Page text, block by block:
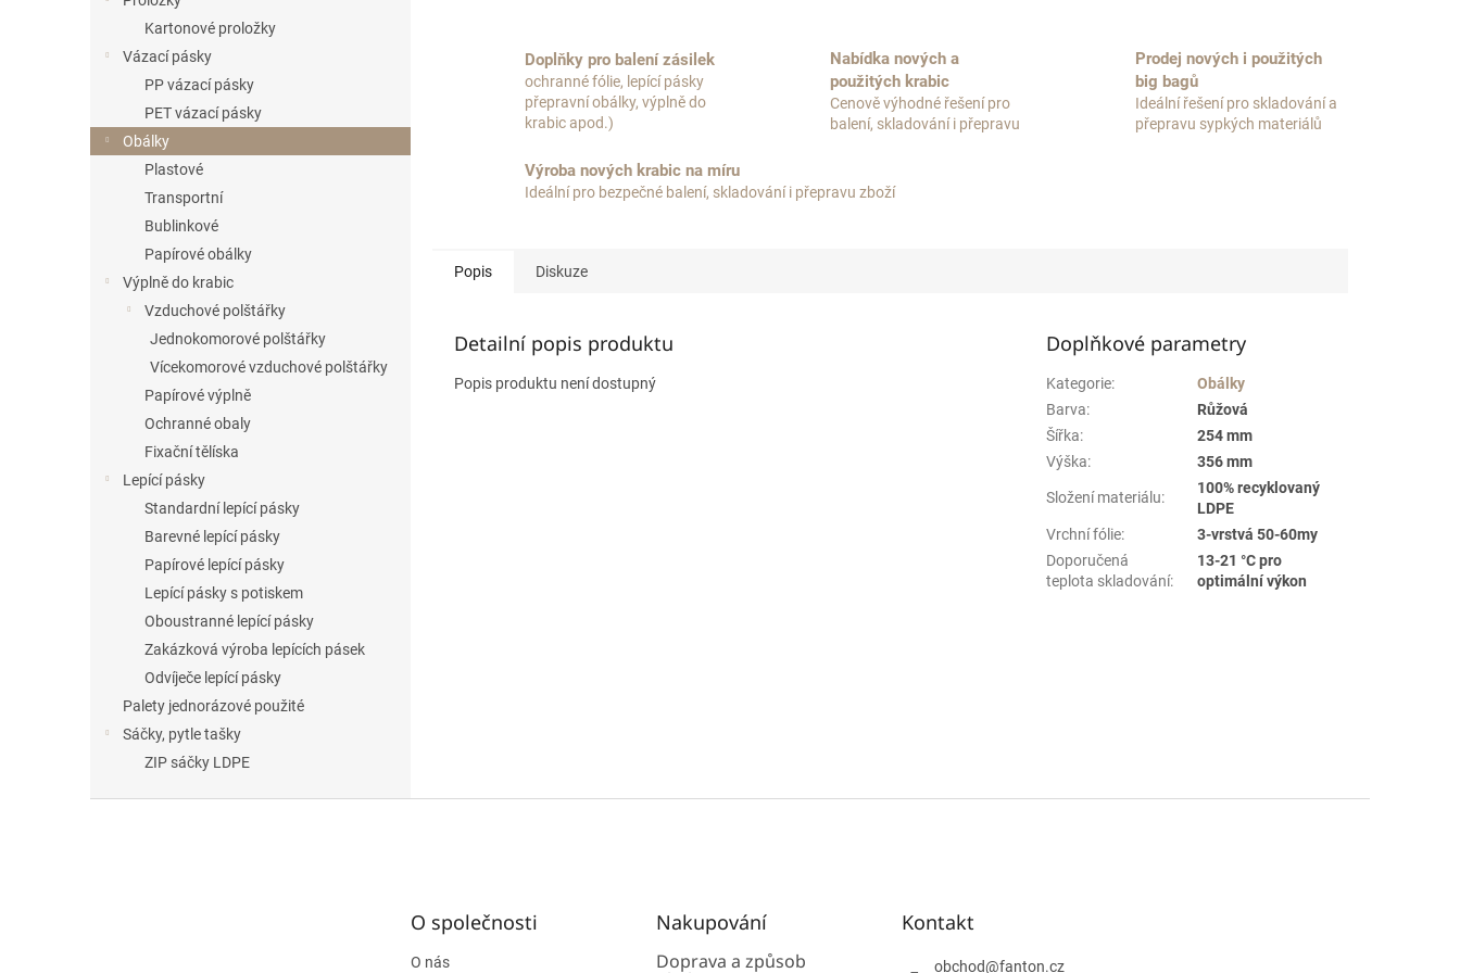
Kartonové proložky
Vázací pásky
PP vázací pásky
PET vázací pásky
Obálky
Plastové
Transportní
Bublinkové
Papírové obálky
Výplně do krabic
Vzduchové polštářky
Jednokomorové polštářky
Vícekomorové vzduchové polštářky
Papírové výplně
Ochranné obaly
Fixační tělíska
Lepící pásky
Standardní lepící pásky
Barevné lepící pásky
Papírové lepící pásky
Lepící pásky s potiskem
Oboustranné lepící pásky
Zakázková výroba lepících pásek
Odvíječe lepící pásky
Palety jednorázové použité
Sáčky, pytle tašky
ZIP sáčky LDPE
Doplňky pro balení zásilek
ochranné fólie, lepící pásky
přepravní obálky, výplně do
krabic apod.)
Nabídka nových a
použitých krabic
Cenově výhodné řešení pro
balení, skladování i přepravu
Prodej nových i použitých
big bagů
Ideální řešení pro skladování a
přepravu sypkých materiálů
Výroba nových krabic na míru
Ideální pro bezpečné balení, skladování i přepravu zboží
Popis Diskuze
Detailní popis produktu
Popis produktu není dostupný
Doplňkové parametry
Kategorie:
Obálky
Barva:
Růžová
Šířka:
254 mm
Výška: 356 mm
Složení materiálu:
100% recyklovaný
LDPE
Vrchní fólie:
3-vrstvá 50-60my
Doporučená
teplota skladování:
13-21 °C pro
optimální výkon
O společnosti
O nás
Nakupování
Doprava a způsob
Kontakt
obchod@fanton.cz